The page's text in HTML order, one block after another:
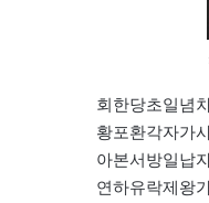
회한당초일념
황포환각자가
아본서방일납
연하유락제왕